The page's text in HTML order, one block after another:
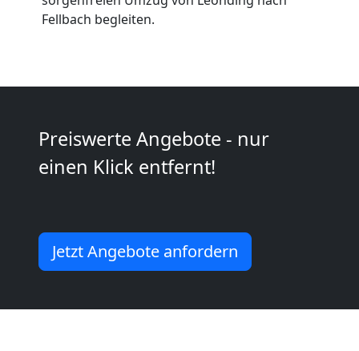
Fellbach begleiten.
Preiswerte Angebote - nur
einen Klick entfernt!
Jetzt Angebote anfordern
Mann
LKW
Leonding